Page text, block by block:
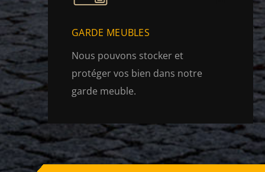
GARDE MEUBLES
Nous pouvons stocker et
protéger vos bien dans notre
garde meuble.